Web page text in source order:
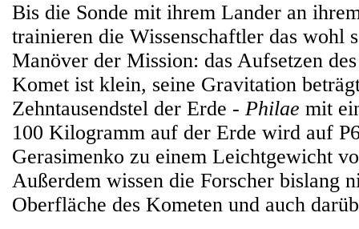
Bis die Sonde mit ihrem Lander an
trainieren die Wissenschaftler das wohl
Manöver der Mission: das Aufsetzen
Komet ist klein, seine Gravitation
Zehntausendstel der Erde - Philae mit
100 Kilogramm auf der Erde wird auf
Gerasimenko zu einem Leichtgewicht
Außerdem wissen die Forscher bislang
Oberfläche des Kometen und auch